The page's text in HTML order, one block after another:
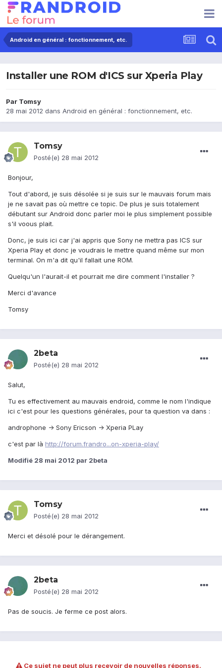
Android en général : fonctionnement, etc.
Installer une ROM d'ICS sur Xperia Play
Par Tomsy
28 mai 2012 dans Android en général : fonctionnement, etc.
Tomsy
Posté(e) 28 mai 2012
Bonjour,
Tout d'abord, je suis désolée si je suis sur le mauvais forum mais
je ne savait pas où mettre ce topic. De plus je suis totalement
débutant sur Android donc parler moi le plus simplement possible
s'il voous plait.
Donc, je suis ici car j'ai appris que Sony ne mettra pas ICS sur
Xperia Play et donc je voudrais le mettre quand même sur mon
terminal. On m'a dit qu'il fallait une ROM.
Quelqu'un l'aurait-il et pourrait me dire comment l'installer ?
Merci d'avance
Tomsy
2beta
Posté(e) 28 mai 2012
Salut,
Tu es effectivement au mauvais endroid, comme le nom l'indique
ici c'est pour les questions générales, pour ta question va dans :
androphone -> Sony Ericson -> Xperia PLay
c'est par là http://forum.frandro...on-xperia-play/
Modifié 28 mai 2012 par 2beta
Tomsy
Posté(e) 28 mai 2012
Merci et désolé pour le dérangement.
2beta
Posté(e) 28 mai 2012
Pas de soucis. Je ferme ce post alors.
Ce sujet ne peut plus recevoir de nouvelles réponses.